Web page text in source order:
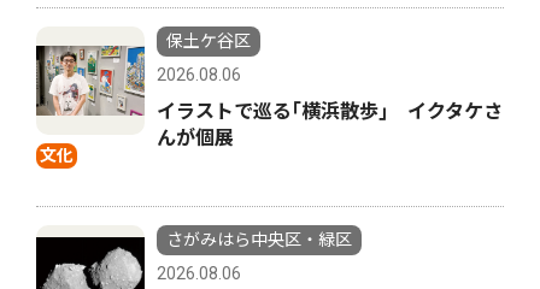
文化
保土ケ谷区
2026.08.06
イラストで巡る｢横浜散歩｣ イクタケさ
んが個展
さがみはら中央区・緑区
2026.08.06